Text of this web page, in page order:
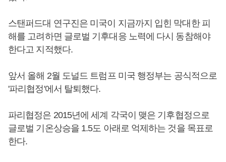
스탠퍼드대 연구진은 미국이 지금까지 입힌 막대한 피
해를 고려하면 글로벌 기후대응 노력에 다시 동참해야
한다고 지적했다.
앞서 올해 2월 도널드 트럼프 미국 행정부는 공식적으로
'파리협정'에서 탈퇴했다.
파리협정은 2015년에 세계 각국이 맺은 기후협정으로
글로벌 기온상승을 1.5도 아래로 억제하는 것을 목표로
한다.